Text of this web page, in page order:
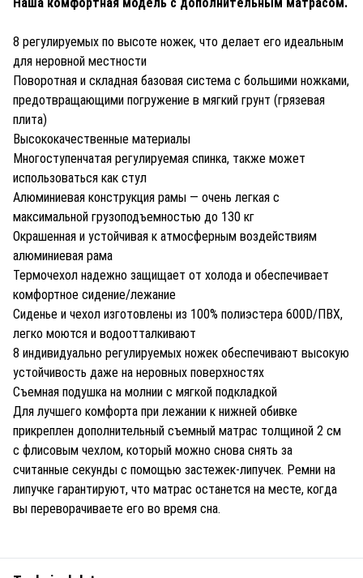
Наша комфортная модель с дополнительным матрасом.
8 регулируемых по высоте ножек, что делает его идеальным
для неровной местности
Поворотная и складная базовая система с большими ножками,
предотвращающими погружение в мягкий грунт (грязевая
плита)
Высококачественные материалы
Многоступенчатая регулируемая спинка, также может
использоваться как стул
Алюминиевая конструкция рамы — очень легкая с
максимальной грузоподъемностью до 130 кг
Окрашенная и устойчивая к атмосферным воздействиям
алюминиевая рама
Термочехол надежно защищает от холода и обеспечивает
комфортное сидение/лежание
Сиденье и чехол изготовлены из 100% полиэстера 600D/ПВХ,
легко моются и водоотталкивают
8 индивидуально регулируемых ножек обеспечивают высокую
устойчивость даже на неровных поверхностях
Съемная подушка на молнии с мягкой подкладкой
Для лучшего комфорта при лежании к нижней обивке
прикреплен дополнительный съемный матрас толщиной 2 см
с флисовым чехлом, который можно снова снять за
считанные секунды с помощью застежек-липучек. Ремни на
липучке гарантируют, что матрас останется на месте, когда
вы переворачиваете его во время сна.